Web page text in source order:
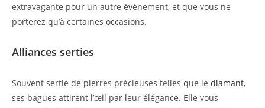
extravagante pour un autre événement, et que vous ne
porterez qu’à certaines occasions.
Alliances serties
Souvent sertie de pierres précieuses telles que le diamant,
ses bagues attirent l’œil par leur élégance. Elle vous